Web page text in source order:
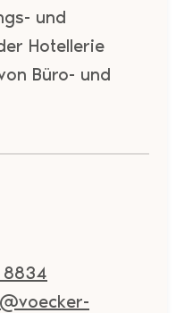
und
Hotellerie
Büro- und
8834